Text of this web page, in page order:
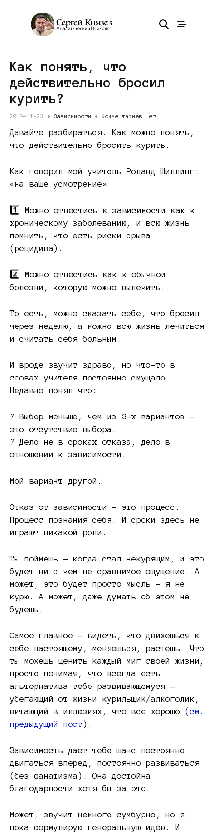
Как понять, что
действительно бросил
курить?
2019-11-23 • Зависимости • Комментариев нет
Давайте разбираться. Как можно понять,
что действительно бросить курить.
Как говорил мой учитель Роланд Шиллинг:
«на ваше усмотрение».
1️⃣ Можно отнестись к зависимости как к
хроническому заболеванию, и всю жизнь
помнить, что есть риски срыва
(рецидива).
2️⃣ Можно отнестись как к обычной
болезни, которую можно вылечить.
То есть, можно сказать себе, что бросил
через неделю, а можно всю жизнь лечиться
и считать себя больным.
И вроде звучит здраво, но что-то в
словах учителя постоянно смущало.
Недавно понял что:
? Выбор меньше, чем из 3-х вариантов –
это отсутствие выбора.
? Дело не в сроках отказа, дело в
отношении к зависимости.
Мой вариант другой.
Отказ от зависимости – это процесс.
Процесс познания себя. И сроки здесь не
играют никакой роли.
Ты поймешь — когда стал некурящим, и это
будет ни с чем не сравнимое ощущение. А
может, это будет просто мысль – я не
курю. А может, даже думать об этом не
будешь.
Самое главное — видеть, что движешься к
себе настоящему, меняешься, растешь. Что
ты можешь ценить каждый миг своей жизни,
просто понимая, что всегда есть
альтернатива тебе развивающемуся –
убегающий от жизни курильщик/алкоголик,
витающий в иллюзиях, что все хорошо (см.
предыдущий пост ).
Зависимость дает тебе шанс постоянно
двигаться вперед, постоянно развиваться
(без фанатизма). Она достойна
благодарности хотя бы за это.
Может, звучит немного сумбурно, но я
пока формулирую генеральную идею. И